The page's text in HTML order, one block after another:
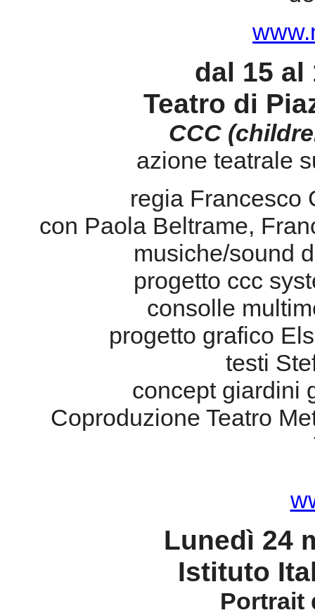
azione teatrale
regia
con Paola Beltrame,
musiche/sound
progetto ccc
consolle
progetto grafico
testi
concept giardini
Coproduzione Teatro
Lunedì 24
Guido
Massimo